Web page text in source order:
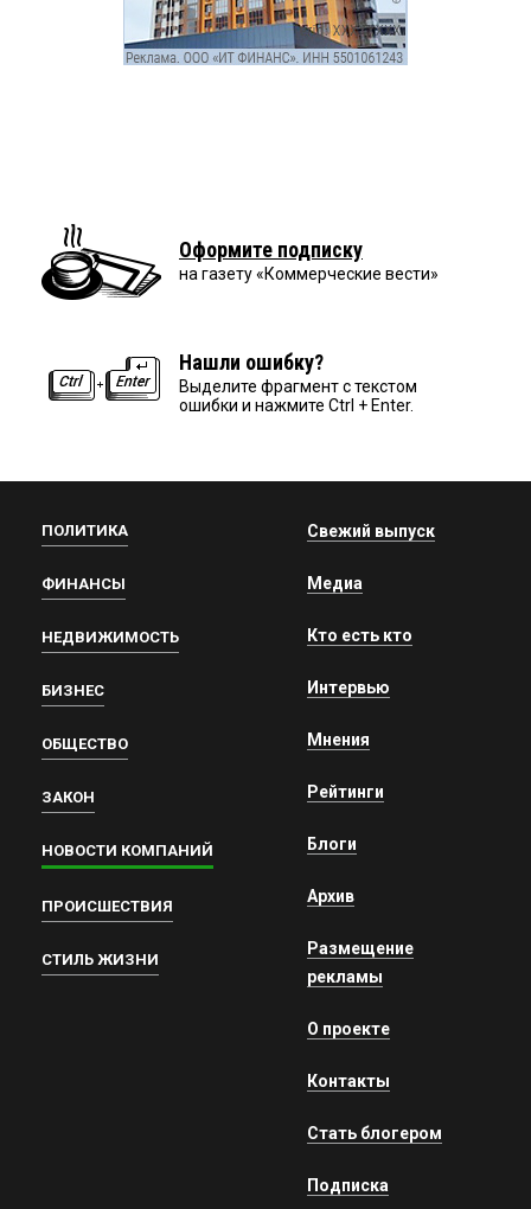
Оформите подписку
на газету «Коммерческие вести»
Нашли ошибку?
Выделите фрагмент с текстом
ошибки и нажмите Ctrl + Enter.
ПОЛИТИКА
ФИНАНСЫ
НЕДВИЖИМОСТЬ
БИЗНЕС
ОБЩЕСТВО
ЗАКОН
НОВОСТИ КОМПАНИЙ
ПРОИСШЕСТВИЯ
СТИЛЬ ЖИЗНИ
Свежий выпуск
Медиа
Кто есть кто
Интервью
Мнения
Рейтинги
Блоги
Архив
Размещение
рекламы
О проекте
Контакты
Стать блогером
Подписка